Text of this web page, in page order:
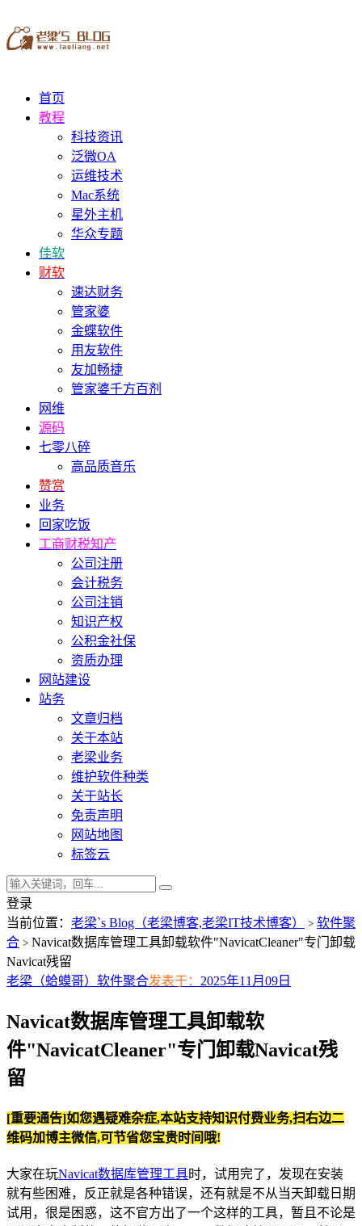
首页
教程
科技资讯
泛微OA
运维技术
Mac系统
星外主机
华众专题
佳软
财软
速达财务
管家婆
金蝶软件
用友软件
友加畅捷
管家婆千方百剂
网维
源码
七零八碎
高品质音乐
赞赏
业务
回家吃饭
工商财税知产
公司注册
会计税务
公司注销
知识产权
公积金社保
资质办理
网站建设
站务
文章归档
关于本站
老梁业务
维护软件种类
关于站长
免责声明
网站地图
标签云
登录
当前位置： 老梁`s Blog（老梁博客,老梁IT技术博客） > 软件聚
合 > Navicat数据库管理工具卸载软件"NavicatCleaner"专门卸载
Navicat残留
老梁（蛤蟆哥） 软件聚合发表于： 2025年11月09日
Navicat数据库管理工具卸载软
件"NavicatCleaner"专门卸载Navicat残
留
[重要通告]如您遇疑难杂症,本站支持知识付费业务,扫右边二
维码加博主微信,可节省您宝贵时间哦!
大家在玩Navicat数据库管理工具时，试用完了，发现在安装
就有些困难，反正就是各种错误，还有就是不从当天卸载日期
试用，很是困惑，这不官方出了一个这样的工具，暂且不论是